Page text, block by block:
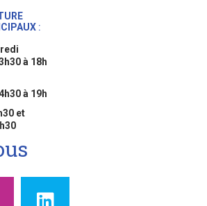
:
à 18h
à 19h
et